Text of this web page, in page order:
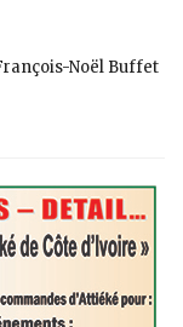
Noël Buffet